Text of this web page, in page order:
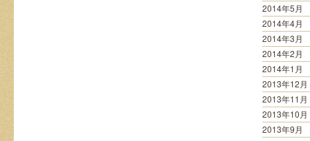
2014年5月
2014年4月
2014年3月
2014年2月
2014年1月
2013年12月
2013年11月
2013年10月
2013年9月